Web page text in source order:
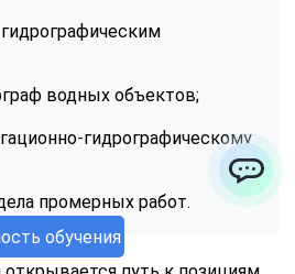
обучения
водных объектов;
гидрографическому
промерных работ.
ChatApp